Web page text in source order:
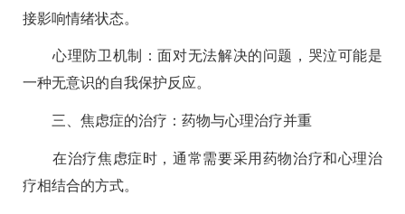
接影响情绪状态。
心理防卫机制：面对无法解决的问题，哭泣可能是
一种无意识的自我保护反应。
三、焦虑症的治疗：药物与心理治疗并重
在治疗焦虑症时，通常需要采用药物治疗和心理治
疗相结合的方式。